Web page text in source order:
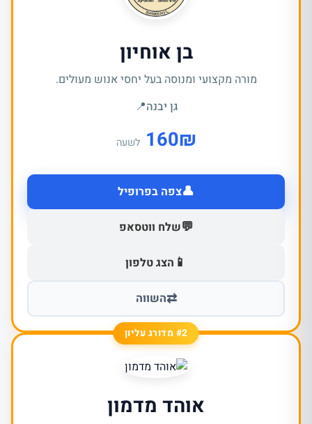
בן אוחיון
מורה מקצועי ומנוסה בעל יחסי אנוש מעולים.
גן יבנה📍
₪
160 לשעה
👤צפה בפרופיל
💬שלח ווטסאפ
📱 הצג טלפון
⇄השווה
#2 מדורג עליון
אוהד מדמון